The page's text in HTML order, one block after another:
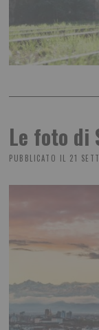
Le foto di
PUBBLICATO IL 21